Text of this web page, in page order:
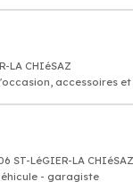
LA CHIéSAZ
accessoires
ST-LéGIER-LA CHIéSAZ
- garagiste